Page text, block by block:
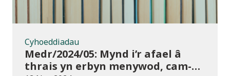
Cyhoeddiadau
Medr/2024/05: Mynd i’r afael â
thrais yn erbyn menywod, cam-